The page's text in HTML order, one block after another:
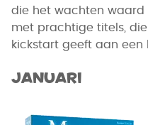
die het wachten waard
met prachtige titels,
kickstart geeft aan een
Januari